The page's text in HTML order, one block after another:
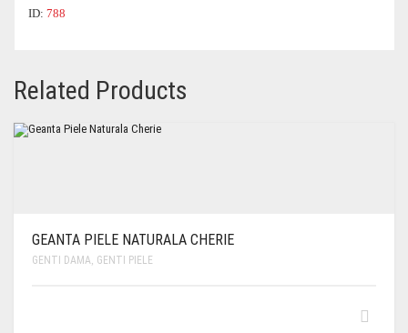
ID: 788
Related Products
GEANTA PIELE NATURALA CHERIE
GENTI DAMA GENTI PIELE